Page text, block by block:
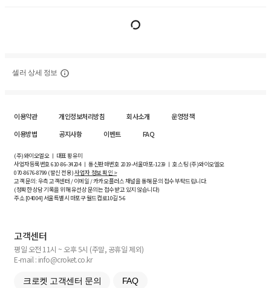
셀러 상세 정보
이용약관 개인정보처리방침 회사소개
운영정책
이용방법
공지사항 이벤트 FAQ
(주)와이오엘오 ㅣ 대표 황유미
사업자등록번호610-86-34204ㅣ 통신판매번호 2019-서울마포-1239 ㅣ 호스팅 (주)와이오엘오
070-8676-8799 (발신 전용)사업자 정보 확인 >
고객 문의: 우측 고객센터 / 이메일 / 카카오플러스 채널을 통해 문의 접수 부탁드립니다.
(정확한 상담 기록을 위해 유선상 문의는 접수받고 있지 않습니다)
주소 [04004] 서울특별시 마포구 월드컵로10길5-6
고객센터
평일 오전 11시 ~ 오후 5시 (주말, 공휴일 제외)
E-mail : info@croket.co.kr
크로켓 고객센터 문의 FAQ